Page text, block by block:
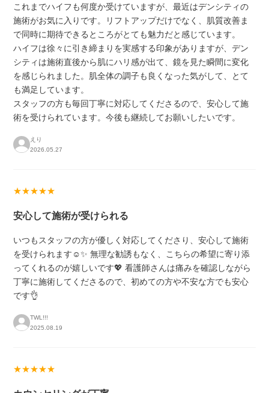
これまでハイフも何度か受けていますが、最近はデンシティの
施術がお気に入りです。リフトアップだけでなく、肌質改善ま
で同時に期待できるところがとても魅力だと感じています。
ハイフは徐々に引き締まりを実感する印象がありますが、デン
シティは施術直後から肌にハリ感が出て、鏡を見た瞬間に変化
を感じられました。肌全体の調子も良くなった気がして、とて
も満足しています。
スタッフの方も毎回丁寧に対応してくださるので、安心して施
術を受けられています。今後も継続してお願いしたいです。
えり
2026.05.27
★★★★★
安心して施術が受けられる
いつもスタッフの方が優しく対応してくださり、安心して施術
を受けられます☺️✨ 無理な勧誘もなく、こちらの希望に寄り添
ってくれるのが嬉しいです💖 看護師さんは痛みを確認しながら
丁寧に施術してくださるので、初めての方や不安な方でも安心
です👌
TWL!!!
2025.08.19
★★★★★